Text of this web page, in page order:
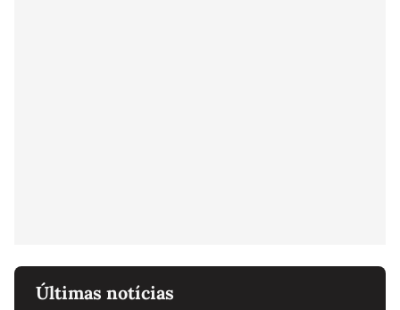
Últimas notícias